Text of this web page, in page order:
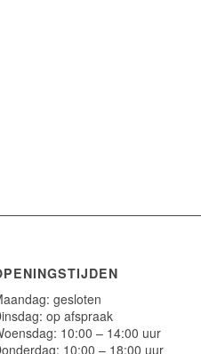
gesloten
op afspraak
10:00 – 14:00 uur
10:00 – 18:00 uur